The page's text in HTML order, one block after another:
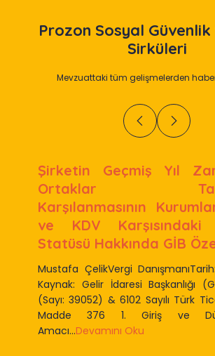
Prozon Sosyal
Sirküleri
Mevzuattaki tüm gelişmelerden
Şirketin Geçmiş Yıl
Ortaklar
Karşılanmasının
ve KDV Karşısındaki
Statüsü Hakkında GİB
Mustafa ÇelikVergi
Kaynak: Gelir İdaresi Başkanlığı
(Sayı: 39052) & 6102 Sayılı Türk
Madde 376 1. Giriş ve
Amacı...Devamını Oku